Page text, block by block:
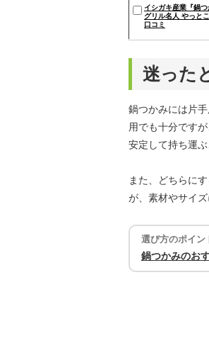
イシガキ産業『鍋つ
グリル名人 やっと
口コミ
迷った
鍋つかみには片
用でも十分です
安定して持ち運ぶ
また、どちらに
が、素材やサイ
選び方のポイン
鍋つかみのお